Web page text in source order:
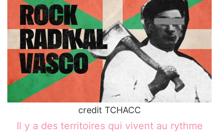
credit TCHACC
Il y a des territoires qui vivent au rythme